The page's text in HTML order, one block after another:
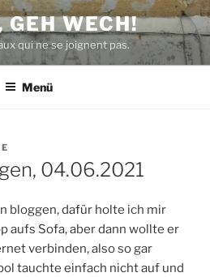
GEH WECH!
qui ne se joignent pas.
Menü
04.06.2021
bloggen, dafür holte ich mir
aufs Sofa, aber dann wollte er
verbinden, also so gar
tauchte einfach nicht auf und